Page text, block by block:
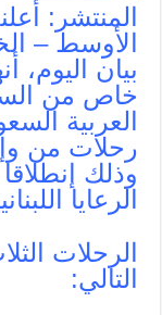
المنتشر:
الأوسط –
بيان اليوم،
خاص من
رحلات من
وذلك
الرعايا
الرحلات
التالي: